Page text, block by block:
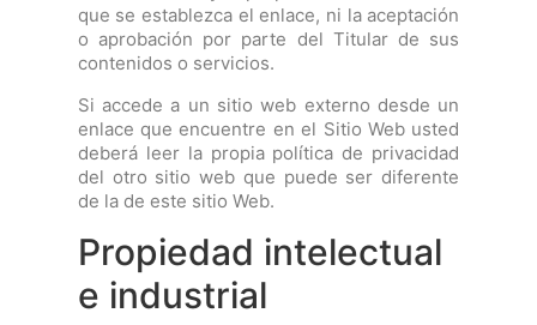
que se establezca el enlace, ni la aceptación
o aprobación por parte del Titular de sus
contenidos o servicios.
Si accede a un sitio web externo desde un
enlace que encuentre en el Sitio Web usted
deberá leer la propia política de privacidad
del otro sitio web que puede ser diferente
de la de este sitio Web.
Propiedad intelectual
e industrial